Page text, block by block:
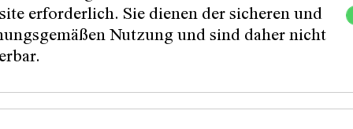
erforderlich. Sie dienen der sicheren und
Nutzung und sind daher nicht